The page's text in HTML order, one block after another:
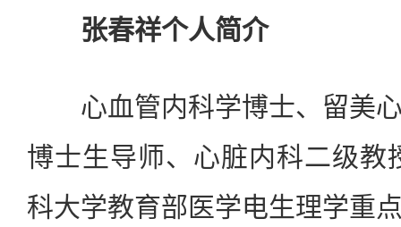
张春祥个人简介
心血管内科学博士、留美心
博士生导师、心脏内科二级教
科大学教育部医学电生理学重